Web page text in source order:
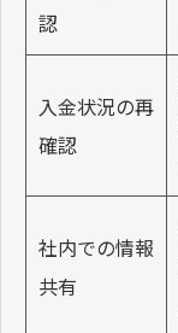
認
入金状況の再
確認
社内での情報
共有